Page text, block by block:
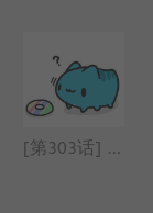
[第303话] 猫猫电脑病毒